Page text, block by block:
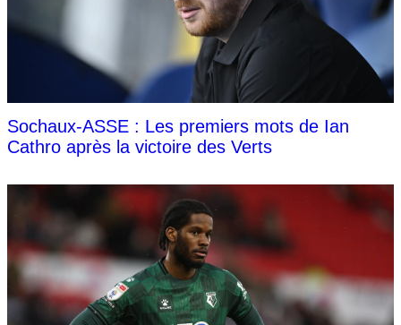
Sochaux-ASSE : Les premiers mots de Ian
Cathro après la victoire des Verts